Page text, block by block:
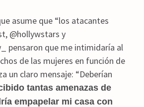
asume que “los atacantes
@hollywstars y
pensaron que me intimidaría al
de las mujeres en función de
un claro mensaje: “Deberían
tantas amenazas de
empapelar mi casa con